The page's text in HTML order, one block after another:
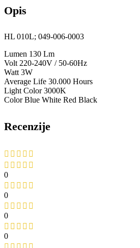
Opis
HL 010L; 049-006-0003
Lumen 130 Lm
Volt 220-240V / 50-60Hz
Watt 3W
Average Life 30.000 Hours
Light Color 3000K
Color Blue White Red Black
Recenzije
0
0
0
0